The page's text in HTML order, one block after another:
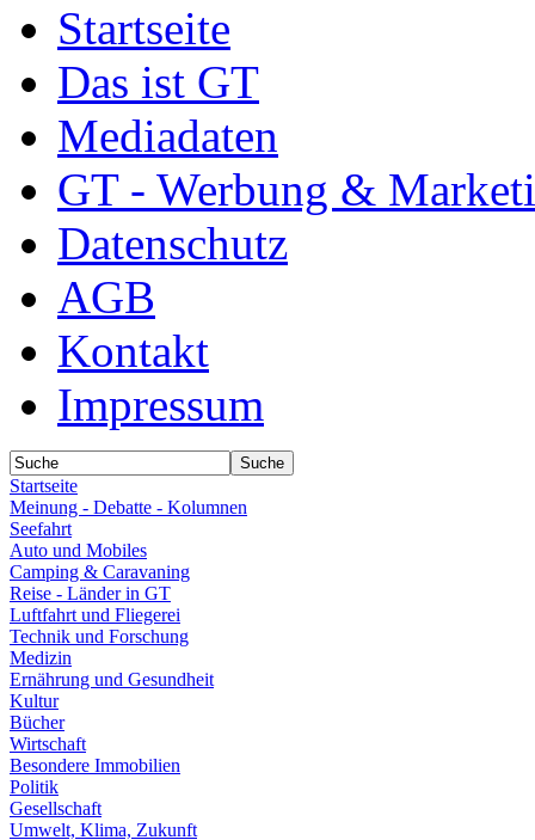
Startseite
Das ist GT
Mediadaten
GT - Werbung &
Datenschutz
AGB
Kontakt
Impressum
Startseite
Meinung - Debatte - Kolumnen
Seefahrt
Auto und Mobiles
Camping & Caravaning
Reise - Länder in GT
Luftfahrt und Fliegerei
Technik und Forschung
Medizin
Ernährung und Gesundheit
Kultur
Bücher
Wirtschaft
Besondere Immobilien
Politik
Gesellschaft
Umwelt, Klima, Zukunft